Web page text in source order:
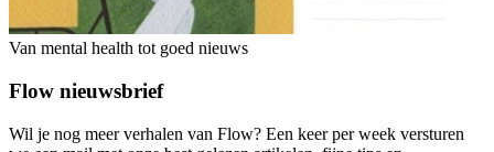
Van mental health tot goed nieuws
Flow nieuwsbrief
Wil je nog meer verhalen van Flow? Een keer per week versturen